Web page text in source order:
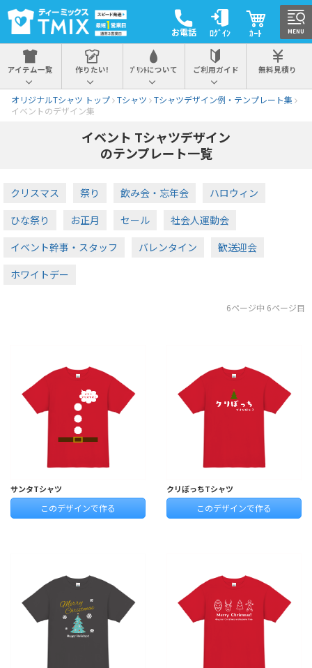
お電話 ﾛｸﾞｲﾝ ｶｰﾄ
アイテム一覧 作りたい! ﾌﾟﾘﾝﾄについて ご利用ガイド 無料見積り
オリジナルTシャツ トップ Tシャツ
Tシャツデザイン例・テンプレート集
イベントのデザイン集
イベント Tシャツデザイン
のテンプレート一覧
クリスマス 祭り 飲み会・忘年会
ハロウィン
ひな祭り
お正月 セール
社会人運動会
イベント幹事・スタッフ
バレンタイン
歓送迎会
ホワイトデー
6ページ中 6ページ目
サンタTシャツ
このデザインで作る
クリぼっちTシャツ
このデザインで作る
MENU